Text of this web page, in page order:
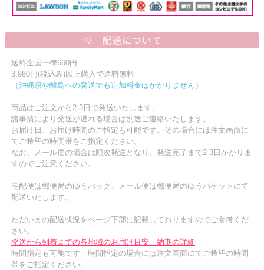
送料全国一律660円
3,980円(税込み)以上購入で送料無料
（沖縄県や離島への発送でも追加料金はかかりません）
商品はご注文から2-3日で発送いたします。
諸事情により発送が遅れる場合は別途ご連絡いたします。
お届け日、お届け時間のご指定も可能です。その場合には注文画面に
てご希望の時間帯をご指定ください。
なお、メール便の場合は順次発送となり、発送完了まで2-3日かかりま
すのでご注意ください。
宅配便は郵便局のゆうパック、メール便は郵便局のゆうパケットにて
配送いたします。
ただいまの配送状況をページ下部に記載しておりますのでご参考くだ
さい。
発送から到着までの各地域のお届け目安・納期の詳細
時間指定も可能です。時間指定の場合には注文画面にてご希望の時間
帯をご指定ください。